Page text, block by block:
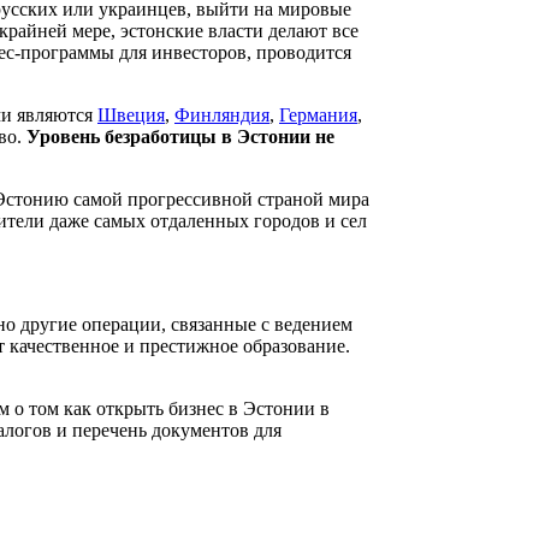
или украинцев, выйти на мировые
мере, эстонские власти делают все
программы для инвесторов, проводится
являются Швеция, Финляндия, Германия,
Уровень безработицы в Эстонии не
самой прогрессивной страной мира
даже самых отдаленных городов и сел
другие операции, связанные с ведением
и престижное образование.
о том как открыть бизнес в Эстонии в
и перечень документов для